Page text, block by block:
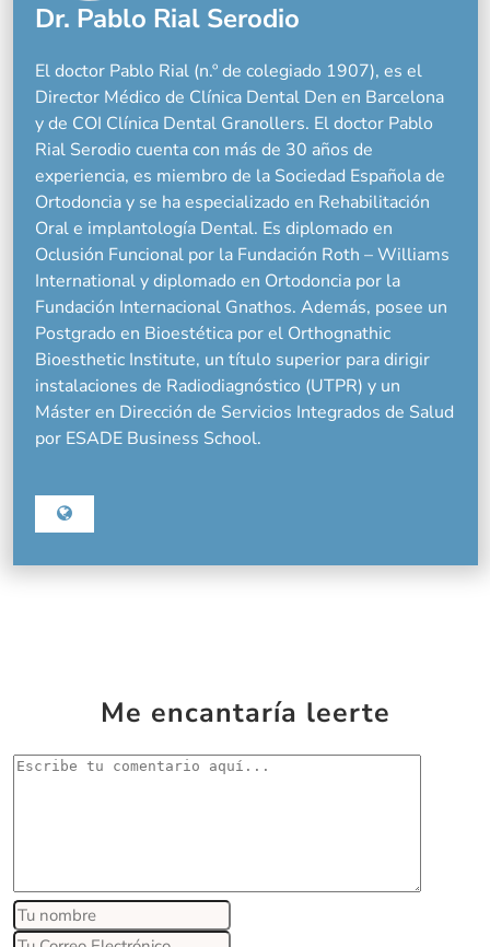
Dr. Pablo Rial Serodio
El doctor Pablo Rial (n.º de colegiado 1907), es el
Director Médico de Clínica Dental Den en Barcelona
y de COI Clínica Dental Granollers. El doctor Pablo
Rial Serodio cuenta con más de 30 años de
experiencia, es miembro de la Sociedad Española de
Ortodoncia y se ha especializado en Rehabilitación
Oral e implantología Dental. Es diplomado en
Oclusión Funcional por la Fundación Roth – Williams
International y diplomado en Ortodoncia por la
Fundación Internacional Gnathos. Además, posee un
Postgrado en Bioestética por el Orthognathic
Bioesthetic Institute, un título superior para dirigir
instalaciones de Radiodiagnóstico (UTPR) y un
Máster en Dirección de Servicios Integrados de Salud
por ESADE Business School.
Me encantaría leerte